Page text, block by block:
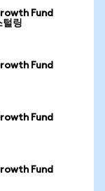
Fund
링
Fund
Fund
Fund